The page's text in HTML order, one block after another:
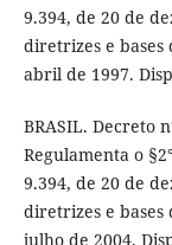
9.394, de 20 de
diretrizes e bases
abril de 1997.
BRASIL. Decreto
Regulamenta o
9.394, de 20 de
diretrizes e bases
julho de 2004.